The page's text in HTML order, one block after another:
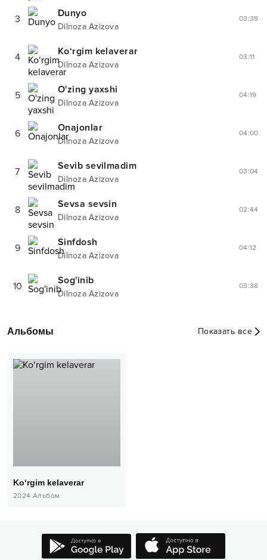
3 Dunyo
Dilnoza Azizova
03:39
4 Ko‘rgim kelaverar
Dilnoza Azizova
03:11
5 O'zing yaxshi
Dilnoza Azizova
04:19
6 Onajonlar
Dilnoza Azizova
04:00
7 Sevib sevilmadim
Dilnoza Azizova
03:04
8 Sevsa sevsin
Dilnoza Azizova
02:44
9 Sinfdosh
Dilnoza Azizova
04:12
10 Sog'inib
Dilnoza Azizova
03:38
Альбомы Показать все
Ko‘rgim kelaverar
2024 Альбом